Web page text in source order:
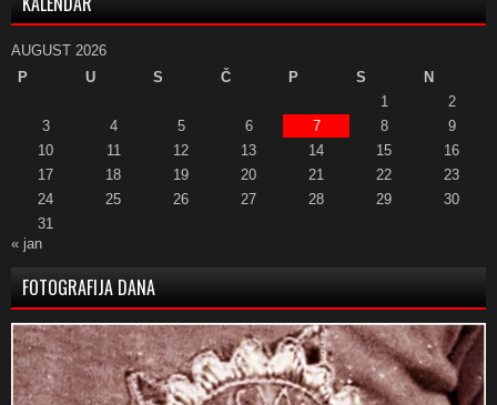
AUGUST 2026
P
U S Č P S
N
1
2
3
4 5 6 7 8
9
10
11 12 13 14 15
16
17
18 19 20 21 22
23
24
25 26 27 28 29
30
31
« jan
FOTOGRAFIJA DANA